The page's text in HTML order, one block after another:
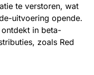
te verstoren, wat
uitvoering opende.
in beta-
zoals Red